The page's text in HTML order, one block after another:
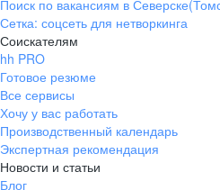
Поиск по вакансиям в
Сетка: соцсеть для нетворкинга
Соискателям
hh PRO
Готовое резюме
Все сервисы
Хочу у вас работать
Производственный календарь
Экспертная рекомендация
Новости и статьи
Блог